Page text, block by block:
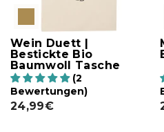
Wein Duett |
Bestickte Bio
Baumwoll Tasche
(2
Bewertungen)
24,99€